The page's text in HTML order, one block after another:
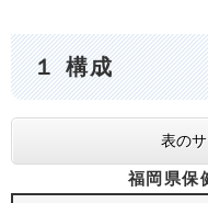
１ 構成​
表の
福岡県保